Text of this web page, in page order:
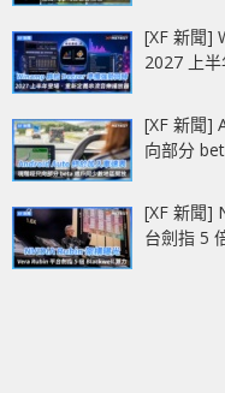
[XF 新聞]
2027 上
[XF 新聞]
向部分
[XF 新聞]
台劍指 5